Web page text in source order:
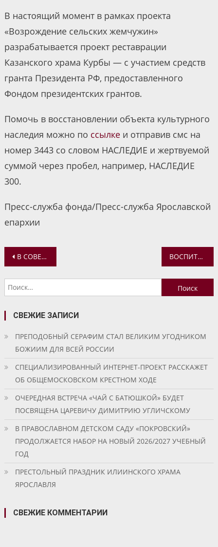
В настоящий момент в рамках проекта
«Возрождение сельских жемчужин»
разрабатывается проект реставрации
Казанского храма Курбы — с участием средств
гранта Президента РФ, предоставленного
Фондом президентских грантов.
Помочь в восстановлении объекта культурного
наследия можно по ссылкеи отправив смс на
номер 3443 со словом НАСЛЕДИЕ и жертвуемой
суммой через пробел, например, НАСЛЕДИЕ
300.
Пресс-служба фонда/Пресс-служба Ярославской
епархии
Навигация
по
записям
В СОВЕТЕ ФЕДЕРАЦИИ ПРОХОДИТ ВЫСТАВКА, ПОСВЯЩЕННАЯ 600-ЛЕТИЮ ОБРЕТЕНИЯ МОЩЕЙ ПРЕПОДОБНОГО СЕРГИЯ РАДОНЕЖСКОГО ВОСПИТАННИЦЫ РЕГЕНТСКОЙ ШКОЛЫ ПОСЕТИЛИ МОГИЛУ АРХИМАНДРИТА ПАВЛА (ГРУЗДЕВА)
Найти:
СВЕЖИЕ ЗАПИСИ
ПРЕПОДОБНЫЙ СЕРАФИМ СТАЛ ВЕЛИКИМ УГОДНИКОМ
БОЖИИМ ДЛЯ ВСЕЙ РОССИИ
СПЕЦИАЛИЗИРОВАННЫЙ ИНТЕРНЕТ-ПРОЕКТ РАССКАЖЕТ
ОБ ОБЩЕМОСКОВСКОМ КРЕСТНОМ ХОДЕ
ОЧЕРЕДНАЯ ВСТРЕЧА «ЧАЙ С БАТЮШКОЙ» БУДЕТ
ПОСВЯЩЕНА ЦАРЕВИЧУ ДИМИТРИЮ УГЛИЧСКОМУ
В ПРАВОСЛАВНОМ ДЕТСКОМ САДУ «ПОКРОВСКИЙ»
ПРОДОЛЖАЕТСЯ НАБОР НА НОВЫЙ 2026/2027 УЧЕБНЫЙ
ГОД
ПРЕСТОЛЬНЫЙ ПРАЗДНИК ИЛИИНСКОГО ХРАМА
ЯРОСЛАВЛЯ
СВЕЖИЕ КОММЕНТАРИИ